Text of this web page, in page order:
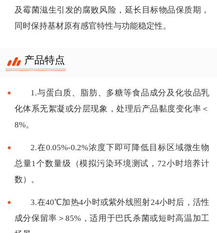
及霉菌滋生引发的腐败风险，延长目标物品保质期，
同时保持基材原有感官特性与功能稳定性。
产品特点
1.与蛋白质、脂肪、多糖等食品成分及化妆品乳
化体系无絮凝或分层现象，处理后产品黏度变化率＜
8%。
2.在0.05%-0.2%浓度下即可降低目标区域微生物
总量1个数量级（模拟污染环境测试，72小时培养计
数）。
3.在40℃加热4小时或紫外线照射24小时后，活性
成分保留率＞85%，适用于巴氏杀菌或短时高温加工